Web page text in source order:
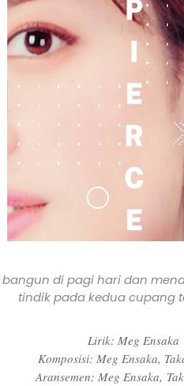
bangun di pagi hari dan
tindik pada kedua cupang
Lirik: Meg Ensaka
Komposisi: Meg Ensaka,
Aransemen: Meg Ensaka,